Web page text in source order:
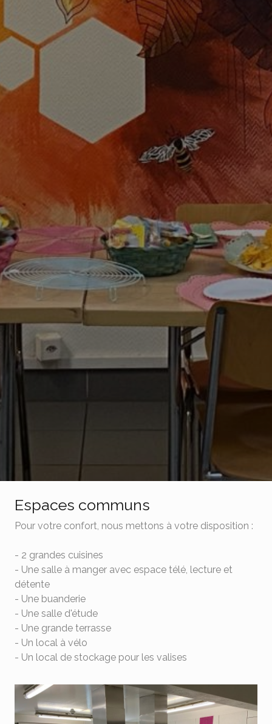
Espaces communs
Pour votre confort, nous mettons à votre disposition :
- 2 grandes cuisines
- Une salle à manger avec espace télé, lecture et
détente
- Une buanderie
- Une salle d'étude
- Une grande terrasse
- Un local à vélo
- Un local de stockage pour les valises